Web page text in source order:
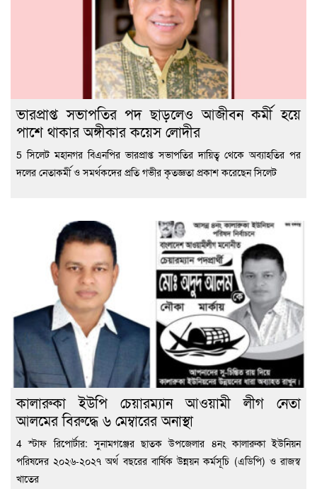
ভারপ্রাপ্ত সভাপতির পদ ছাড়লেও আজীবন কর্মী হয়ে
পাশে থাকার অঙ্গীকার কয়েস লোদীর
5 সিলেট মহানগর বিএনপির ভারপ্রাপ্ত সভাপতির দায়িত্ব থেকে অব্যাহতির পর
দলের নেতাকর্মী ও সমর্থকদের প্রতি গভীর কৃতজ্ঞতা প্রকাশ করেছেন সিলেট
কালারুকা ইউপি চেয়ারম্যান আওয়ামী লীগ নেতা
আলমের বিরুদ্ধে ৬ মেম্বারের অনাস্থা
4 স্টাফ রিপোর্টার: সুনামগঞ্জের ছাতক উপজেলার ৪নং কালারুকা ইউনিয়ন
পরিষদের ২০২৬-২০২৭ অর্থ বছরের বার্ষিক উন্নয়ন কর্মসূচি (এডিপি) ও রাজস্ব
খাতের